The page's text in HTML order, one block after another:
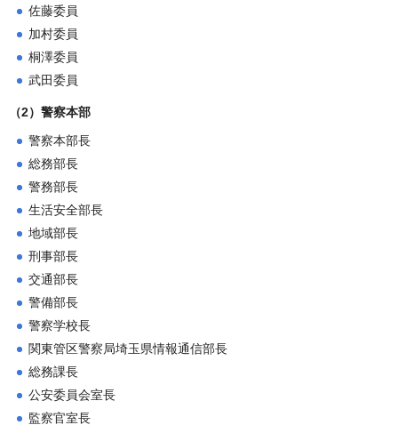
佐藤委員
加村委員
桐澤委員
武田委員
（2）警察本部
警察本部長
総務部長
警務部長
生活安全部長
地域部長
刑事部長
交通部長
警備部長
警察学校長
関東管区警察局埼玉県情報通信部長
総務課長
公安委員会室長
監察官室長